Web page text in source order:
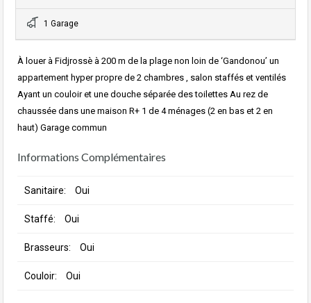
1 Garage
À louer à Fidjrossè à 200 m de la plage non loin de ‘Gandonou’ un
appartement hyper propre de 2 chambres , salon staffés et ventilés
Ayant un couloir et une douche séparée des toilettes Au rez de
chaussée dans une maison R+ 1 de 4 ménages (2 en bas et 2 en
haut) Garage commun
Informations Complémentaires
Sanitaire: Oui
Staffé: Oui
Brasseurs: Oui
Couloir: Oui